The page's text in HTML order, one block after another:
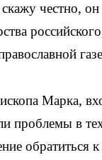
честно,
Марка,
проблемы в
обратиться